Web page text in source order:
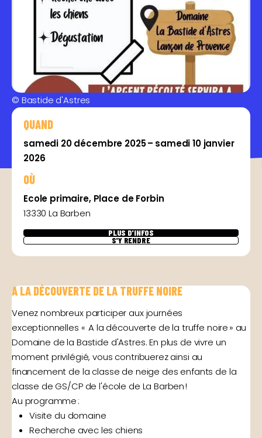
© Bastide d'Astres
QUAND
samedi 20 décembre 2025 – samedi 10 janvier
2026
OÙ
Ecole primaire, Place de Forbin
13330 La Barben
PLUS D'INFOS
S'Y RENDRE
A LA DÉCOUVERTE DE LA TRUFFE NOIRE
Venez nombreux participer aux journées
exceptionnelles « A la découverte de la truffe noire » au
Domaine de la Bastide d'Astres. En plus de vivre un
moment privilégié, vous contribuerez ainsi au
financement de la classe de neige des enfants de la
classe de GS/CP de l'école de La Barben !
Au programme :
Visite du domaine
Recherche avec les chiens